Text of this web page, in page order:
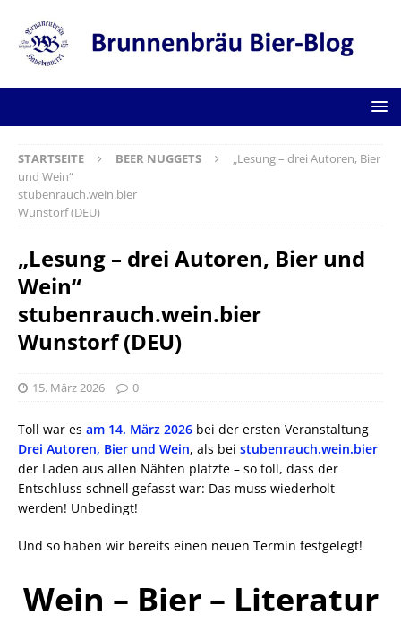
STARTSEITE BEER NUGGETS
„Lesung – drei Autoren, Bier
und Wein“
stubenrauch.wein.bier
Wunstorf (DEU)
„Lesung – drei Autoren, Bier und
Wein“
stubenrauch.wein.bier
Wunstorf (DEU)
15. März 2026 0
Toll war es am 14. März 2026 bei der ersten Veranstaltung
Drei Autoren, Bier und Wein, als bei stubenrauch.wein.bier
der Laden aus allen Nähten platzte – so toll, dass der
Entschluss schnell gefasst war: Das muss wiederholt
werden! Unbedingt!
Und so haben wir bereits einen neuen Termin festgelegt!
Wein – Bier – Literatur